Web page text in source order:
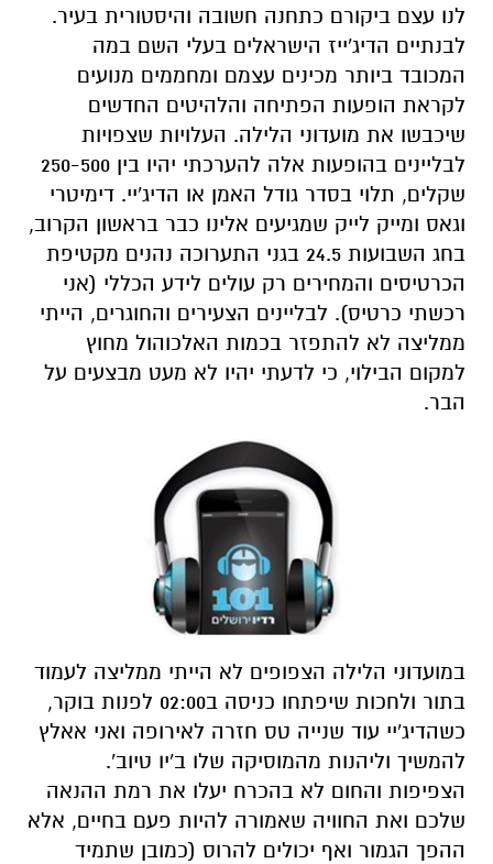
לנו עצם ביקורם כתחנה חשובה והיסטורית בעיר.
לבנתיים הדיג'ייז הישראלים בעלי השם במה
המכובד ביותר מכינים עצמם ומחממים מנועים
לקראת הופעות הפתיחה והלהיטים החדשים
שיכבשו את מועדוני הלילה. העלויות שצפויות
לבליינים בהופעות אלה להערכתי יהיו בין 250-500
שקלים, תלוי בסדר גודל האמן או הדיג'יי. דימיטרי
וגאס ומייק לייק שמגיעים אלינו כבר בראשון הקרוב,
בחג השבועות 24.5 בגני התערוכה נהנים מקטיפת
הכרטיסים והמחירים רק עולים לידע הכללי (אני
רכשתי כרטיס). לבליינים הצעירים והחוגרים, הייתי
ממליצה לא להתפזר בכמות האלכוהול מחוץ
למקום הבילוי, כי לדעתי יהיו לא מעט מבצעים על
הבר.
במועדוני הלילה הצפופים לא הייתי ממליצה לעמוד
בתור ולחכות שיפתחו כניסה ב02:00 לפנות בוקר,
כשהדיג'יי עוד שנייה טס חזרה לאירופה ואני אאלץ
להמשיך וליהנות מהמוסיקה שלו ב'יו טיוב'.
הצפיפות והחום לא בהכרח יעלו את רמת ההנאה
שלכם ואת החוויה שאמורה להיות פעם בחיים, אלא
ההפך הגמור ואף יכולים להרוס (כמובן שתמיד